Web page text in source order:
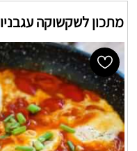
מתכון לשקשוקה